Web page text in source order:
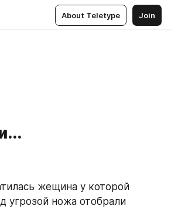
About Teletype Join
жещина у которой
угрозой ножа отобрали